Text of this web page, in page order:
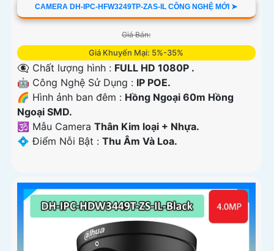
CAMERA DH-IPC-HFW3249TP-ZAS-IL CÔNG NGHỆ MỚI ➤
Giá Bán:
Giá Khuyến Mại: 5%-35%
👁️‍🗨 Chất lượng hình : FULL HD 1080P .
🤖️ Công Nghệ Sử Dụng : IP POE.
🌈 Hình ảnh ban đêm : Hồng Ngoại 60m Hồng
Ngoại SMD.
🕉️ Mẫu Camera Thân Kim loại + Nhựa.
️💠 Điểm Nỗi Bật : Thu Âm Và Loa.